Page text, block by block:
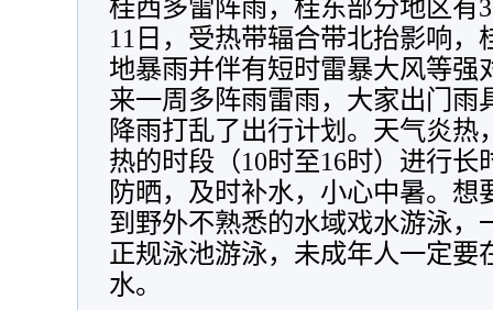
桂西多雷阵雨，桂东部分地区
11日，受热带辐合带北抬影响
地暴雨并伴有短时雷暴大风等强
来一周多阵雨雷雨，大家出门雨
降雨打乱了出行计划。天气炎热
热的时段（10时至16时）进行
防晒，及时补水，小心中暑。想
到野外不熟悉的水域戏水游泳，
正规泳池游泳，未成年人一定要
水。